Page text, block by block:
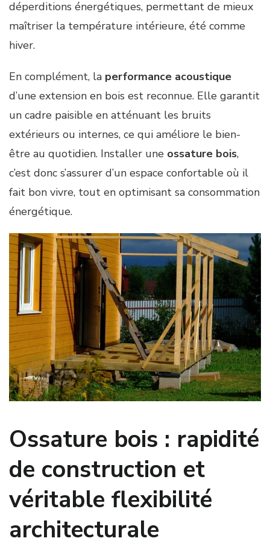
déperditions énergétiques, permettant de mieux
maîtriser la température intérieure, été comme
hiver.
En complément, la performance acoustique
d’une extension en bois est reconnue. Elle garantit
un cadre paisible en atténuant les bruits
extérieurs ou internes, ce qui améliore le bien-
être au quotidien. Installer une ossature bois,
c’est donc s’assurer d’un espace confortable où il
fait bon vivre, tout en optimisant sa consommation
énergétique.
Ossature bois : rapidité
de construction et
véritable flexibilité
architecturale